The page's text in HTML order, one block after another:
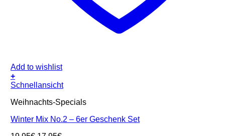
Add to wishlist
+
Schnellansicht
Weihnachts-Specials
Winter Mix No.2 – 6er Geschenk Set